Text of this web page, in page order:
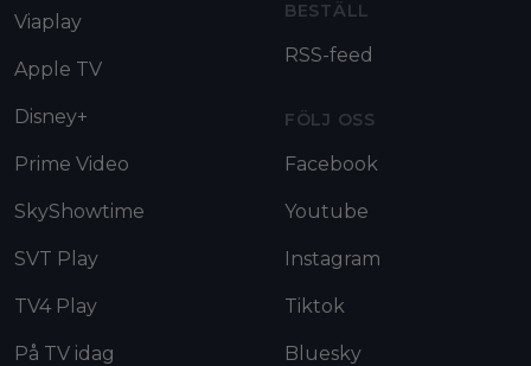
Viaplay
Apple TV
Disney+
Prime Video
SkyShowtime
SVT Play
TV4 Play
På TV idag
BESTÄLL
RSS-feed
FÖLJ OSS
Facebook
Youtube
Instagram
Tiktok
Bluesky